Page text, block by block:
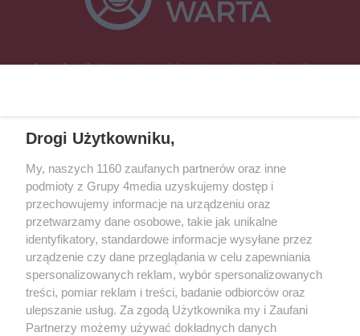
Specjalnie dla Was postanowiliśmy stworzyć rozgłośnię radiową
Śrem, Jarocin, Gniezno, Ostrów Wlkp.).
Kontakt Reklama Patronat
Dane firmowe
Regulamin serwisu i ogłoszeń drobnych
Regulamin konkursów
Polityka prywatności
Przetwarzanie danych osobowych
Zapisz się do newslettera
Dołącz do grona ludzi najlepiej poinformowanych!
Drogi Użytkowniku,
My, naszych 1160 zaufanych partnerów oraz inne
podmioty z Grupy 4media uzyskujemy dostęp i
przechowujemy informacje na urządzeniu oraz
przetwarzamy dane osobowe, takie jak unikalne
identyfikatory, standardowe informacje wysyłane przez
urządzenie czy dane przeglądania w celu zapewniania
spersonalizowanych reklam, wybór spersonalizowanych
treści, pomiar reklam i treści, badanie odbiorców oraz
ulepszanie usług. Za zgodą Użytkownika my i Zaufani
Partnerzy możemy używać dokładnych danych